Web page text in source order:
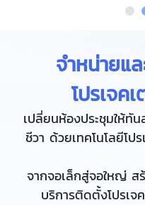
จำหน่ายแ
โปรเจค
เปลี่ยนห้องประชุมให้ทั
ชีวา ด้วยเทคโนโลยีโป
จากจอเล็กสู่จอใหญ่ ส
บริการติดตั้งโปรเจ